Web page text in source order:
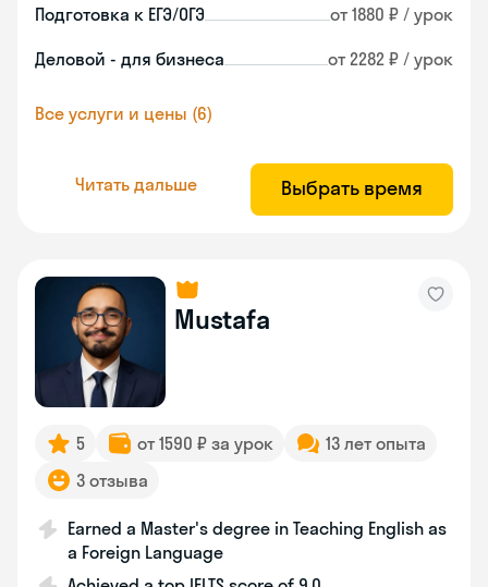
Подготовка к ЕГЭ/ОГЭ от 1880 ₽ / урок
Деловой - для бизнеса от 2282 ₽ / урок
Все услуги и цены (6)
Читать дальше Выбрать время
Mustafa
5 от 1590 ₽ за урок
13 лет опыта
3 отзыва
Earned a Master's degree in Teaching English as
a Foreign Language